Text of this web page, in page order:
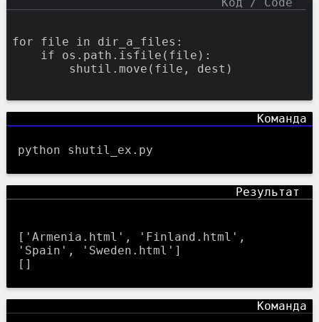
for file in
dir_a_files:
if
os.path.isfile( file ):
shutil.move( file , dest)
python shutil_ex.py
['Armenia.html', 'Finland.html',
'Spain', 'Sweden.html']